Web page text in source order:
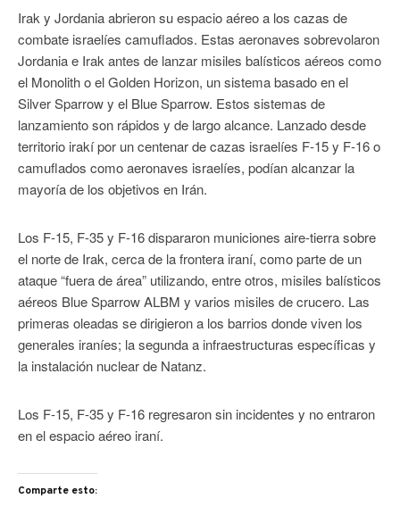
Irak y Jordania abrieron su espacio aéreo a los cazas de
combate israelíes camuflados. Estas aeronaves sobrevolaron
Jordania e Irak antes de lanzar misiles balísticos aéreos como
el Monolith o el Golden Horizon, un sistema basado en el
Silver Sparrow y el Blue Sparrow. Estos sistemas de
lanzamiento son rápidos y de largo alcance. Lanzado desde
territorio irakí por un centenar de cazas israelíes F-15 y F-16 o
camuflados como aeronaves israelíes, podían alcanzar la
mayoría de los objetivos en Irán.
Los F-15, F-35 y F-16 dispararon municiones aire-tierra sobre
el norte de Irak, cerca de la frontera iraní, como parte de un
ataque “fuera de área” utilizando, entre otros, misiles balísticos
aéreos Blue Sparrow ALBM y varios misiles de crucero. Las
primeras oleadas se dirigieron a los barrios donde viven los
generales iraníes; la segunda a infraestructuras específicas y
la instalación nuclear de Natanz.
Los F-15, F-35 y F-16 regresaron sin incidentes y no entraron
en el espacio aéreo iraní.
Comparte esto: